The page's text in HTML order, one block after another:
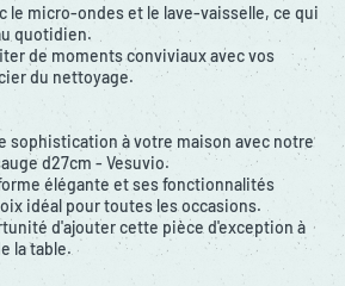
le micro-ondes et le lave-vaisselle, ce qui
quotidien.
de moments conviviaux avec vos
du nettoyage.
sophistication à votre maison avec notre
d27cm - Vesuvio.
élégante et ses fonctionnalités
idéal pour toutes les occasions.
d'ajouter cette pièce d'exception à
la table.